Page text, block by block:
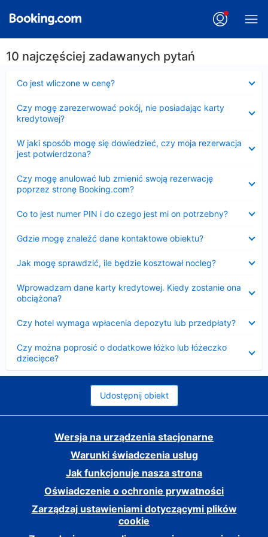
10 najczęściej zadawanych pytań
Co jest wliczone w cenę?
Czy mogę zarezerwować pokój, nie posiadając karty
kredytowej?
W jaki sposób mogę się dowiedzieć, czy moja rezerwacja
jest potwierdzona?
Czy mogę anulować lub zmienić swoją rezerwację
poprzez stronę Booking.com?
Co to jest numer PIN i do czego jest mi on potrzebny?
Gdzie mogę znaleźć dane kontaktowe obiektu?
Jak mogę sprawdzić, ile będzie kosztował nocleg?
Wprowadzam dane karty kredytowej. Kiedy zostanie ona
obciążona?
Czy hotel wymaga wpłacenia depozytu lub przedpłaty?
Czy można poprosić o dodatkowe łóżko lub łóżeczko
dziecięce?
Udostępnij obiekt
Wersja na urządzenia stacjonarne
Warunki świadczenia usług
Jak funkcjonuje nasza strona
Oświadczenie o ochronie prywatności
Zarządzaj ustawieniami dotyczącymi plików
cookie